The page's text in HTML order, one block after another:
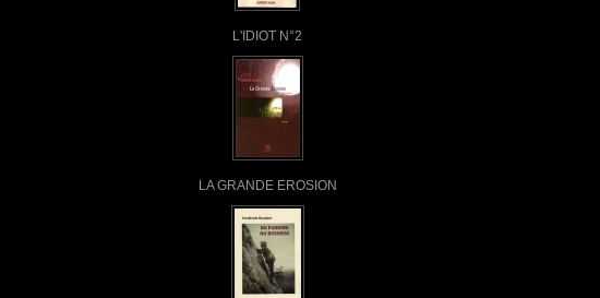
L'IDIOT N°2
LA GRANDE EROSION